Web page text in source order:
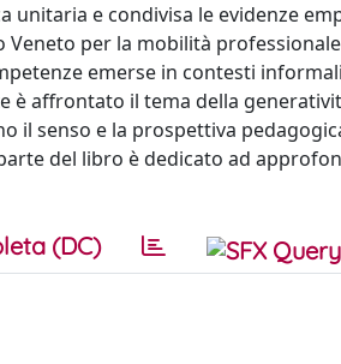
e condivisa le evidenze
per la mobilità
emerse in contesti
affrontato il tema della
il senso e la prospettiva
del libro è dedicato ad
(DC)